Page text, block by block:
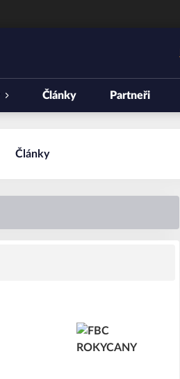
Články Partneři
Články